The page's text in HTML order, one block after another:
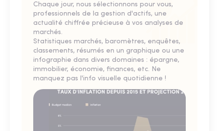
Chaque jour, nous sélectionnons pour vous,
professionnels de la gestion d'actifs, une
actualité chiffrée précieuse à vos analyses de
marchés.
Statistiques marchés, baromètres, enquêtes,
classements, résumés en un graphique ou une
infographie dans divers domaines : épargne,
immobilier, économie, finances, etc. Ne
manquez pas l'info visuelle quotidienne !